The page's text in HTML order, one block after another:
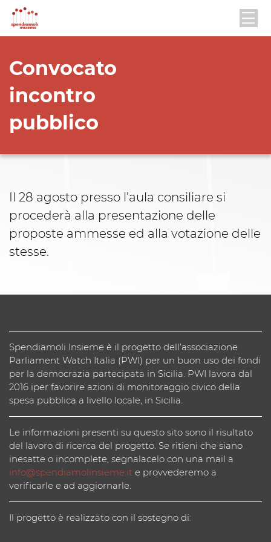
Convocato
incontro
pubblico
Il 28 agosto presso l’aula consiliare si
procederà alla presentazione delle
proposte ammesse ed alla votazione delle
stesse.
Spendiamoli Insieme è il progetto dell’associazione
Parliament Watch Italia (PWI) per un buon uso dei fondi
per la democrazia partecipata in Sicilia. PWI lavora dal
2016 iper favorire azioni di monitoraggio civico della
spesa pubblica a livello locale, in Sicilia.
Le informazioni presenti su questo sito sono il risultato
del lavoro di ricerca del progetto. Se ritieni che siano
inesatte o incomplete, segnalacelo con una mail a
info@spendiamolinsieme.it e provvederemo a
verificarle e ad aggiornarle.
Il progetto è realizzato con il sostegno di: